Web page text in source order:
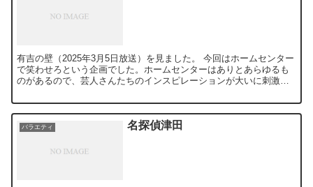
有吉の壁（2025年3月5日放送）を見ました。 今回はホームセンター
で笑わせろという企画でした。ホームセンターはありとあらゆるも
のがあるので、芸人さんたちのインスピレーションが大いに刺激さ
バラエティ 名探偵津田